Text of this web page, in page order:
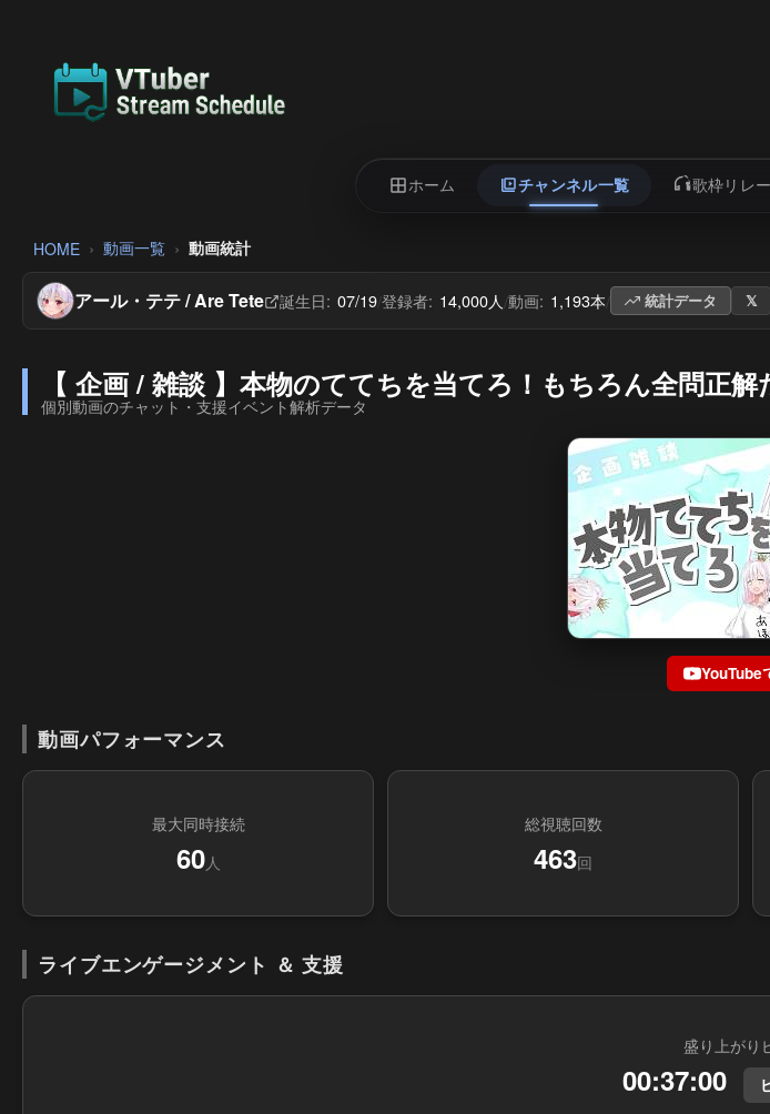
ホーム チャンネル一覧 歌枠リレ
HOME 動画一覧 動画統計
アール・テテ / Are Tete 誕生日: 07/19/登録者: 14,000人/動画: 1,193本/ 統計データ 𝕏
【 企画 / 雑談 】本物のててちを当てろ！もちろん全問正
個別動画のチャット・支援イベント解析データ
YouTube
動画パフォーマンス
最大同時接続
60人
総視聴回数
463回
ライブエンゲージメント ＆ 支援
盛り上がり
00:37:00